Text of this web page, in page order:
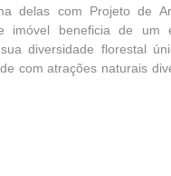
delas com Projeto de
beneficia de um
diversidade florestal
com atrações naturais